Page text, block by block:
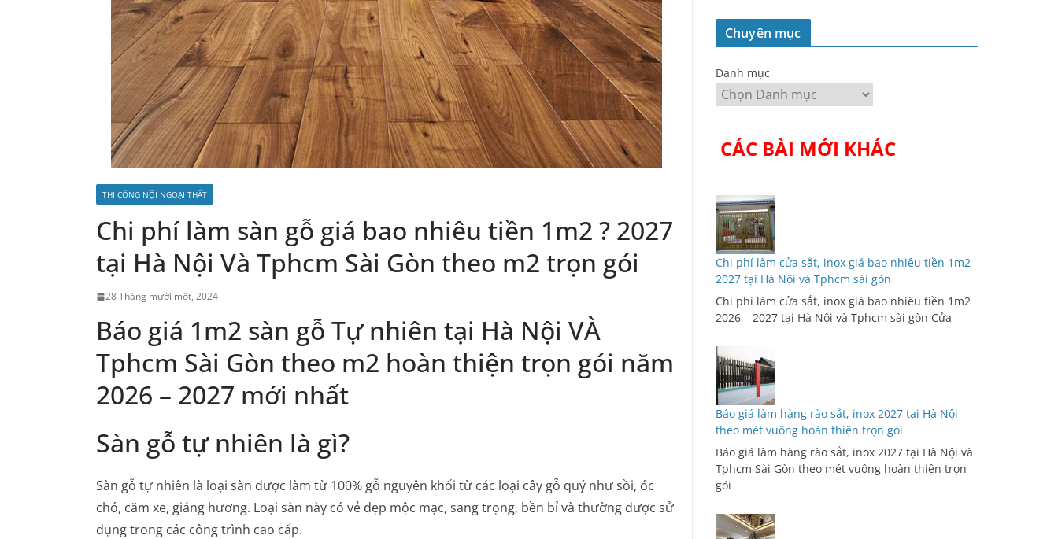
THI CÔNG NỘI NGOẠI THẤT
Chi phí làm sàn gỗ giá bao nhiêu tiền 1m2 ? 2027
tại Hà Nội Và Tphcm Sài Gòn theo m2 trọn gói
28 Tháng mười một, 2024
Báo giá 1m2 sàn gỗ Tự nhiên tại Hà Nội VÀ
Tphcm Sài Gòn theo m2 hoàn thiện trọn gói năm
2026 – 2027 mới nhất
Sàn gỗ tự nhiên là gì?
Sàn gỗ tự nhiên là loại sàn được làm từ 100% gỗ nguyên khối từ các loại cây gỗ quý như sồi, óc
chó, căm xe, giáng hương. Loại sàn này có vẻ đẹp mộc mạc, sang trọng, bền bỉ và thường được sử
dụng trong các công trình cao cấp.
Chuyên mục
Danh mục
CÁC BÀI MỚI KHÁC
Chi phí làm cửa sắt, inox giá bao nhiêu tiền 1m2
2027 tại Hà Nội và Tphcm sài gòn
Chi phí làm cửa sắt, inox giá bao nhiêu tiền 1m2
2026 – 2027 tại Hà Nội và Tphcm sài gòn Cửa
Báo giá làm hàng rào sắt, inox 2027 tại Hà Nội
theo mét vuông hoàn thiện trọn gói
Báo giá làm hàng rào sắt, inox 2027 tại Hà Nội và
Tphcm Sài Gòn theo mét vuông hoàn thiện trọn
gói